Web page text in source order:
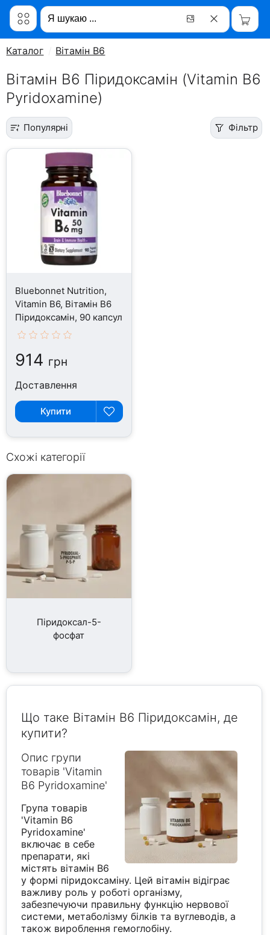
Каталог Вітамін B6
Вітамін B6 Піридоксамін (Vitamin B6
Pyridoxamine)
Популярні Фільтр
Bluebonnet Nutrition,
Vitamin B6, Вітамін B6
Піридоксамін, 90 капсул
914 грн
Доставлення
Купити
Схожі категорії
Піридоксал-5-
фосфат
Що таке Вітамін B6 Піридоксамін, де
купити?
Опис групи
товарів 'Vitamin
B6 Pyridoxamine'
Група товарів
'Vitamin B6
Pyridoxamine'
включає в себе
препарати, які
містять вітамін B6
у формі піридоксаміну. Цей вітамін відіграє
важливу роль у роботі організму,
забезпечуючи правильну функцію нервової
системи, метаболізму білків та вуглеводів, а
також вироблення гемоглобіну.